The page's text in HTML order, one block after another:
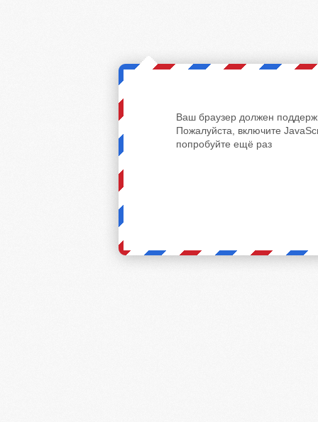
Ваш браузер должен
Пожалуйста, включите
попробуйте ещё раз